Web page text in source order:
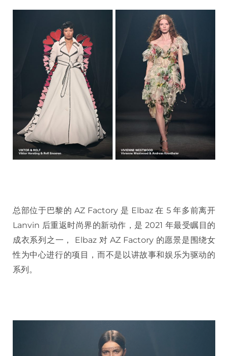
总部位于巴黎的 AZ Factory 是 Elbaz 在 5 年多前离开
Lanvin 后重返时尚界的新动作，是 2021 年最受瞩目的
成衣系列之一， Elbaz 对 AZ Factory 的愿景是围绕女
性为中心进行的项目，而不是以讲故事和娱乐为驱动的
系列。